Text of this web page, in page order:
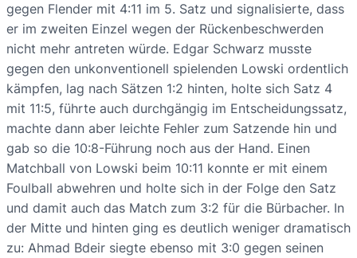
gegen Flender mit 4:11 im 5. Satz und signalisierte, dass
er im zweiten Einzel wegen der Rückenbeschwerden
nicht mehr antreten würde. Edgar Schwarz musste
gegen den unkonventionell spielenden Lowski ordentlich
kämpfen, lag nach Sätzen 1:2 hinten, holte sich Satz 4
mit 11:5, führte auch durchgängig im Entscheidungssatz,
machte dann aber leichte Fehler zum Satzende hin und
gab so die 10:8-Führung noch aus der Hand. Einen
Matchball von Lowski beim 10:11 konnte er mit einem
Foulball abwehren und holte sich in der Folge den Satz
und damit auch das Match zum 3:2 für die Bürbacher. In
der Mitte und hinten ging es deutlich weniger dramatisch
zu: Ahmad Bdeir siegte ebenso mit 3:0 gegen seinen